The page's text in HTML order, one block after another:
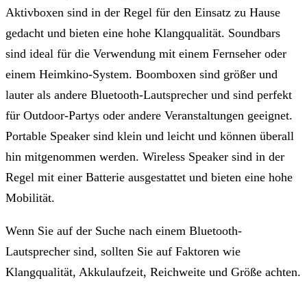
Aktivboxen sind in der Regel für den Einsatz zu Hause
gedacht und bieten eine hohe Klangqualität. Soundbars
sind ideal für die Verwendung mit einem Fernseher oder
einem Heimkino-System. Boomboxen sind größer und
lauter als andere Bluetooth-Lautsprecher und sind perfekt
für Outdoor-Partys oder andere Veranstaltungen geeignet.
Portable Speaker sind klein und leicht und können überall
hin mitgenommen werden. Wireless Speaker sind in der
Regel mit einer Batterie ausgestattet und bieten eine hohe
Mobilität.
Wenn Sie auf der Suche nach einem Bluetooth-
Lautsprecher sind, sollten Sie auf Faktoren wie
Klangqualität, Akkulaufzeit, Reichweite und Größe achten.